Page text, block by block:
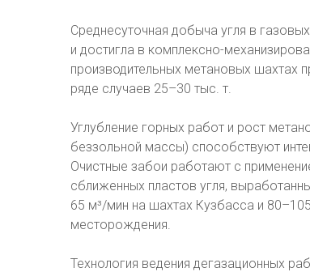
Среднесуточная добыча угля в
и достигла в комплексно-
производительных метановых шахтах
ряде случаев 25–30 тыс. т.
Углубление горных работ и рост
беззольной массы) способствуют
Очистные забои работают с
сближенных пластов угля,
65 м³/мин на шахтах Кузбасса и
месторождения.
Технология ведения дегазационных